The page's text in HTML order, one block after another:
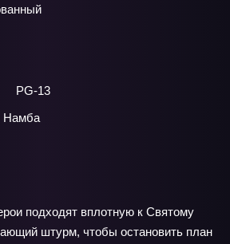
PG-13
Намба
подходят вплотную к Святому
штурм, чтобы остановить план